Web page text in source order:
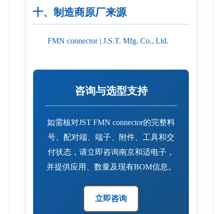
十、制造商原厂来源
FMN connector | J.S.T. Mfg. Co., Ltd.
咨询与选型支持
如需核对JST FMN connector的完整料
号、配对端、端子、附件、工具和交
付状态，请立即咨询南京和适电子，
并提供应用、数量及现有BOM信息。
立即咨询